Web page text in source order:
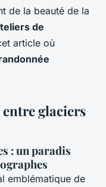
de la beauté de la
de
article où
glaciers
: un paradis
emblématique de